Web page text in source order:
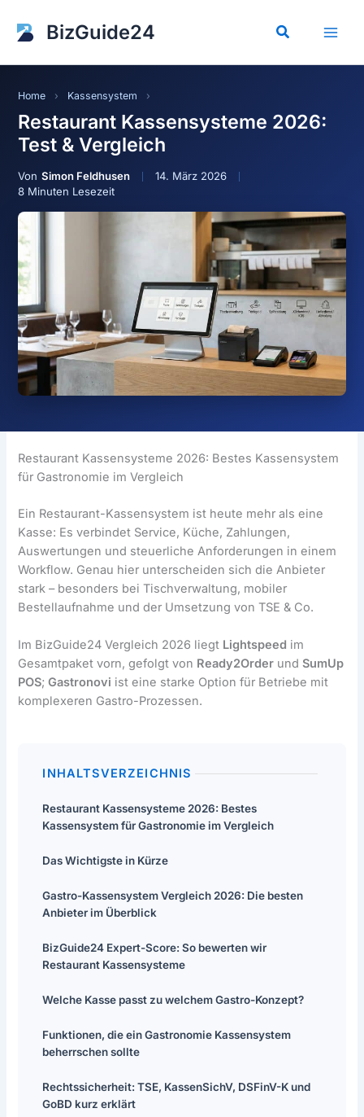
Inhalt
springen
BizGuide24 Suchen
Restaurant Kassensysteme 2026:
Test & Vergleich
Simon Feldhusen
14. März 2026
8 Minuten Lesezeit
Home › Kassensystem ›
Restaurant Kassensysteme 2026: Bestes Kassensystem
für Gastronomie im Vergleich
Ein Restaurant-Kassensystem ist heute mehr als eine
Kasse: Es verbindet Service, Küche, Zahlungen,
Auswertungen und steuerliche Anforderungen in einem
Workflow. Genau hier unterscheiden sich die Anbieter
stark – besonders bei Tischverwaltung, mobiler
Bestellaufnahme und der Umsetzung von TSE & Co.
Im BizGuide24 Vergleich 2026 liegt Lightspeed im
Gesamtpaket vorn, gefolgt von Ready2Order undSumUp
POS;Gastronovi ist eine starke Option für Betriebe mit
komplexeren Gastro-Prozessen.
INHALTSVERZEICHNIS
Restaurant Kassensysteme 2026: Bestes
Kassensystem für Gastronomie im Vergleich
Das Wichtigste in Kürze
Gastro-Kassensystem Vergleich 2026: Die besten
Anbieter im Überblick
BizGuide24 Expert-Score: So bewerten wir
Restaurant Kassensysteme
Welche Kasse passt zu welchem Gastro-Konzept?
Funktionen, die ein Gastronomie Kassensystem
beherrschen sollte
Rechtssicherheit: TSE, KassenSichV, DSFinV-K und
GoBD kurz erklärt